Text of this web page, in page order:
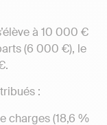
à 10 000 €
(6 000 €), le
:
charges (18,6 %